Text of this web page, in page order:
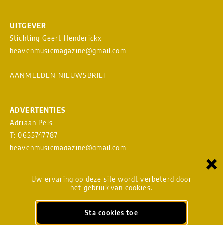
Uw ervaring op deze site wordt verbeterd door
het gebruik van cookies.
Sta cookies toe
×
UITGEVER
Stichting Geert Henderickx
heavenmusicmagazine@gmail.com
AANMELDEN NIEUWSBRIEF
ADVERTENTIES
Adriaan Pels
T: 0655747787
heavenmusicmagazine@gmail.com